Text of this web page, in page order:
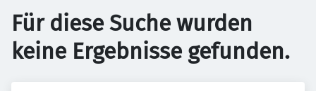
Für diese Suche wurden
keine Ergebnisse gefunden.